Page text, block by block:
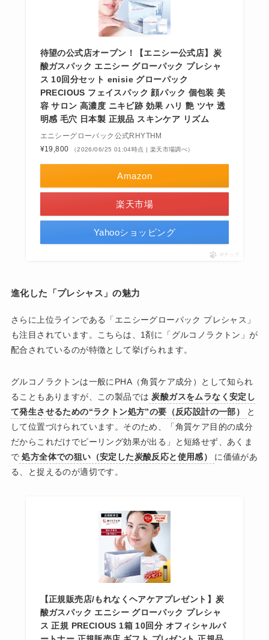
待望の公式店オープン！【エニシー公式店】炭
酸ガスパック エニシー グローパック プレシャ
ス 10回分セット enisie グローパック
PRECIOUS フェイスパック 顔パック 個包装 美
容 サロン 高濃度 ニキビ跡 効果 ハリ 艶 ツヤ 透
明感 毛穴 日本製 正規品 スキンケア リズム
エニシーグローパック公式RHYTHM
¥19,800
（2026/06/25 01:04時点 | 楽天市場調べ）
Amazon
楽天市場
Yahooショッピング
ポチップ
進化した「プレシャス」の魅力
さらに上位ラインである「エニシーグローパック プレシャス」
も注目されています。こちらは、1剤に「グルコノラクトン」が
配合されているのが特徴として挙げられます。
グルコノラクトンは一般にPHA（角質ケア成分）として知られ
ることもありますが、この製品では 炭酸ガスをムラなく安定し
て発生させるための“ラクトン処方”の要（反応設計の一部）
と
して位置づけられています。そのため、「角質ケア目的の成分
だからこれだけでピーリング効果が出る」と短絡せず、あくま
で 処方全体での狙い（安定した炭酸反応と使用感）
に価値があ
る、と捉えるのが適切です。
【正規販売店/もれなくヘアケアプレゼント】炭
酸ガスパック エニシー グローパック プレシャ
ス 正規 PRECIOUS 1箱 10回分 オフィシャルパ